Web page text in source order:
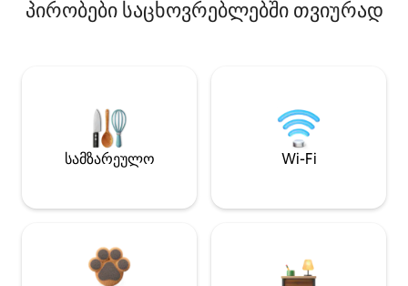
პირობები საცხოვრებლებში თვიურად
სამზარეულო Wi-Fi